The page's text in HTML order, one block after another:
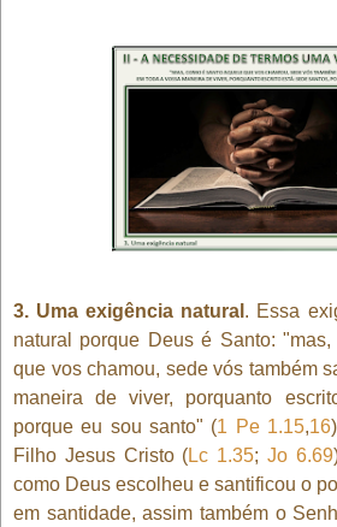
3. Uma exigência natural . Essa
natural porque Deus é Santo:
que vos chamou, sede vós também
maneira de viver, porquanto
porque eu sou santo" (1 Pe 1.15,16
Filho Jesus Cristo (Lc 1.35; Jo 6.69
como Deus escolheu e santificou o
em santidade, assim também o